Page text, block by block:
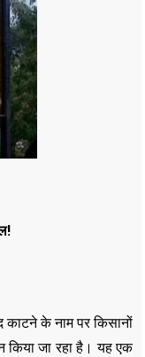
के नाम पर किसानों
जा रहा है। यह एक